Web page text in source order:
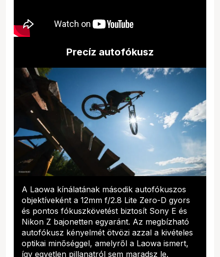
Precíz autofókusz
A Laowa kínálatának második autofókuszos
objektíveként a 12mm f/2.8 Lite Zero-D gyors
és pontos fókuszkövetést biztosít Sony E és
Nikon Z bajonetten egyaránt. Az megbízható
autofókusz kényelmét ötvözi azzal a kivételes
optikai minőséggel, amelyről a Laowa ismert,
így egyetlen pillanatról sem maradsz le.